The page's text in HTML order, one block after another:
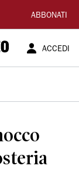
ABBONATI
ACCEDI